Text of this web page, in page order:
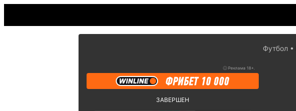
Футбол
ⓘ Реклама 18+.
ЗАВЕРШЕН